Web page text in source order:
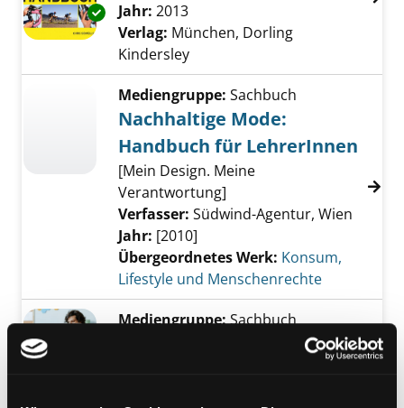
Exemplar-Details von Bike-Reparatur-
Jahr: 2013
Verlag: München, Dorling
Kindersley
Mediengruppe: Sachbuch
Nachhaltige Mode:
Handbuch für LehrerInnen
[Mein Design. Meine
Verantwortung]
Verfasser: Südwind-Agentur, Wien
Jahr: [2010]
Übergeordnetes Werk: Konsum,
Lifestyle und Menschenrechte
Mediengruppe:Sachbuch
Das große Handbuch für